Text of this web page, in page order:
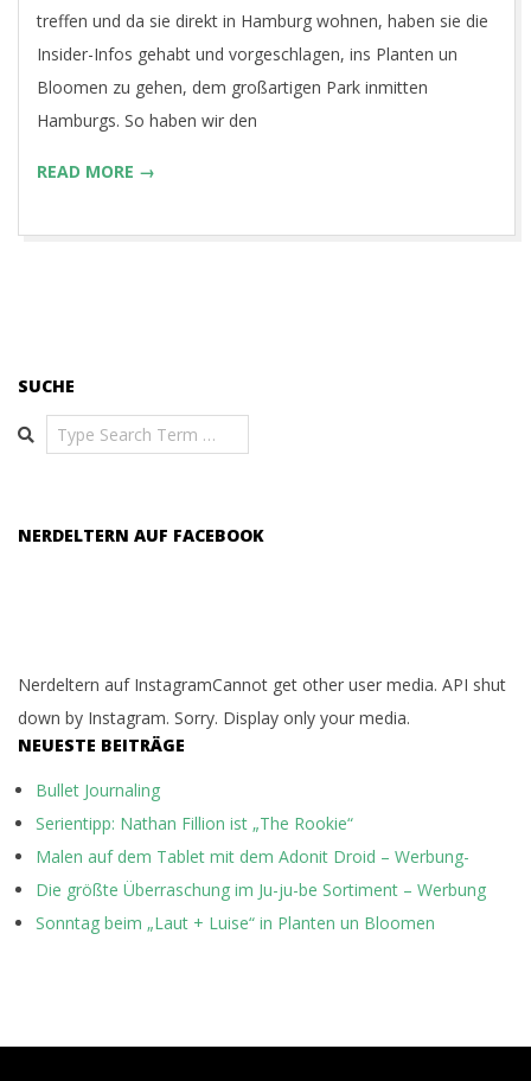
treffen und da sie direkt in Hamburg wohnen, haben sie die
Insider-Infos gehabt und vorgeschlagen, ins Planten un
Bloomen zu gehen, dem großartigen Park inmitten
Hamburgs. So haben wir den
READ MORE →
SUCHE
Search
NERDELTERN AUF FACEBOOK
Nerdeltern auf InstagramCannot get other user media. API shut
down by Instagram. Sorry. Display only your media.
NEUESTE BEITRÄGE
Bullet Journaling
Serientipp: Nathan Fillion ist „The Rookie“
Malen auf dem Tablet mit dem Adonit Droid – Werbung-
Die größte Überraschung im Ju-ju-be Sortiment – Werbung
Sonntag beim „Laut + Luise“ in Planten un Bloomen